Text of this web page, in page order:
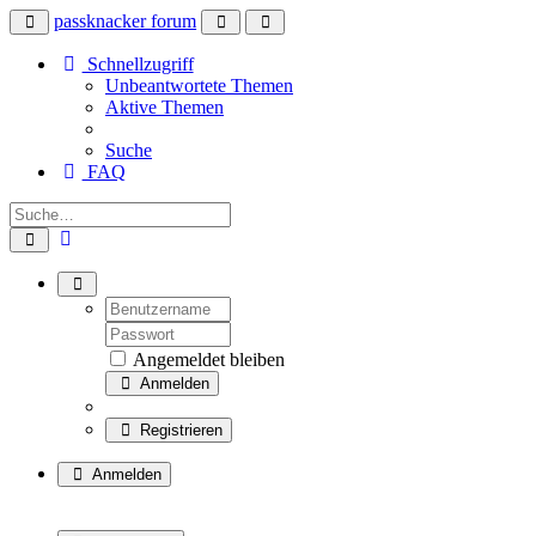
passknacker forum
Schnellzugriff
Unbeantwortete Themen
Aktive Themen
Suche
FAQ
Angemeldet bleiben
Anmelden
Registrieren
Anmelden